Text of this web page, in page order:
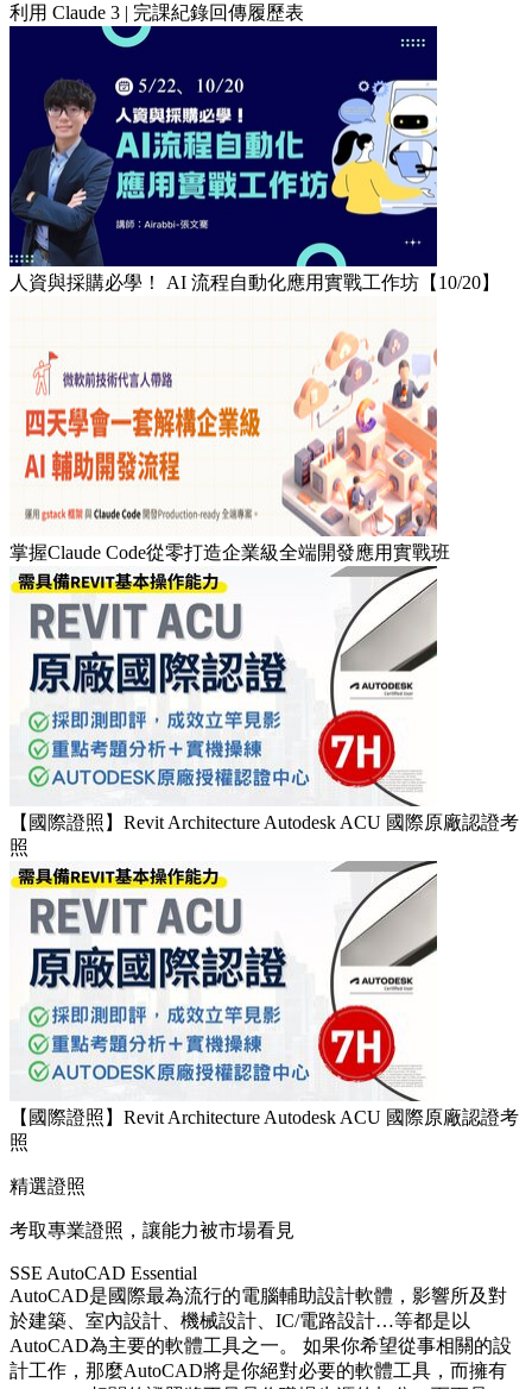
利用 Claude 3 | 完課紀錄回傳履歷表
人資與採購必學！ AI 流程自動化應用實戰工作坊【10/20】
掌握Claude Code從零打造企業級全端開發應用實戰班
【國際證照】Revit Architecture Autodesk ACU 國際原廠認證考
照
【國際證照】Revit Architecture Autodesk ACU 國際原廠認證考
照
精選證照
考取專業證照，讓能力被市場看見
SSE AutoCAD Essential
AutoCAD是國際最為流行的電腦輔助設計軟體，影響所及對
於建築、室內設計、機械設計、IC/電路設計…等都是以
AutoCAD為主要的軟體工具之一。 如果你希望從事相關的設
計工作，那麼AutoCAD將是你絕對必要的軟體工具，而擁有